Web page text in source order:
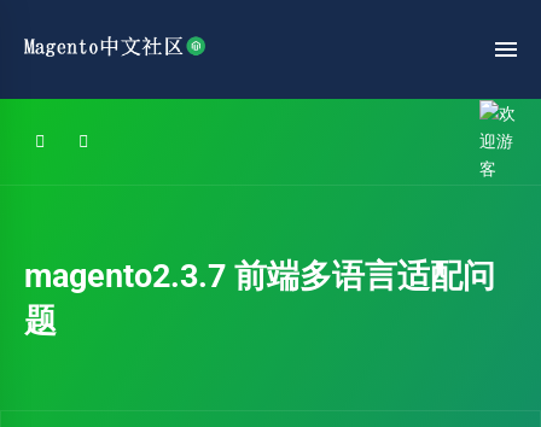
magento2.3.7 前端多语言适配问
题